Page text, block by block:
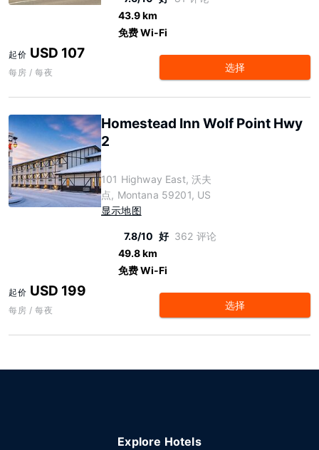
43.9 km
免费 Wi-Fi
起价 USD 107
每房 / 每夜 选择
Homestead Inn Wolf Point Hwy
2
101 Highway East, 沃夫
点, Montana 59201, US
显示地图
7.8/10 好 362 评论
49.8 km
免费 Wi-Fi
起价 USD 199
每房 / 每夜 选择
Explore Hotels